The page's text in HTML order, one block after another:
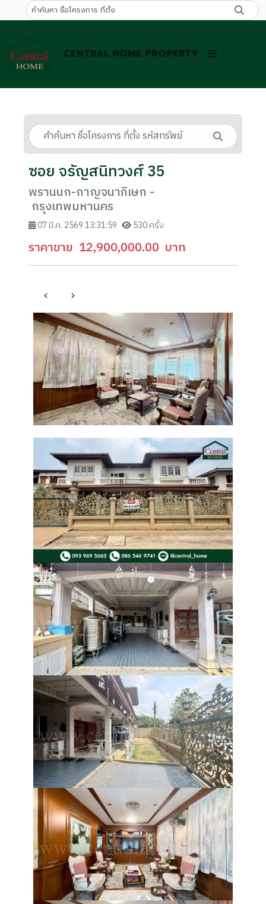
CENTRAL HOME PROPERTY
ซอย จรัญสนิทวงศ์ 35
พรานนก-กาญจนาภิเษก -
กรุงเทพมหานคร
07 มี.ค. 2569 13:31:59 530 ครั้ง
ราคาขาย 12,900,000.00 บาท